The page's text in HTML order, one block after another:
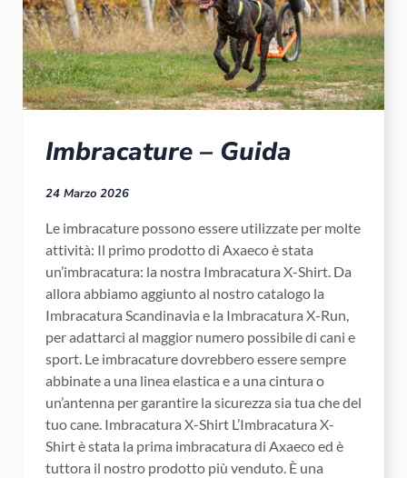
Imbracature – Guida
24 Marzo 2026
Le imbracature possono essere utilizzate per molte
attività: Il primo prodotto di Axaeco è stata
un’imbracatura: la nostra Imbracatura X-Shirt. Da
allora abbiamo aggiunto al nostro catalogo la
Imbracatura Scandinavia e la Imbracatura X-Run,
per adattarci al maggior numero possibile di cani e
sport. Le imbracature dovrebbero essere sempre
abbinate a una linea elastica e a una cintura o
un’antenna per garantire la sicurezza sia tua che del
tuo cane. Imbracatura X-Shirt L’Imbracatura X-
Shirt è stata la prima imbracatura di Axaeco ed è
tuttora il nostro prodotto più venduto. È una